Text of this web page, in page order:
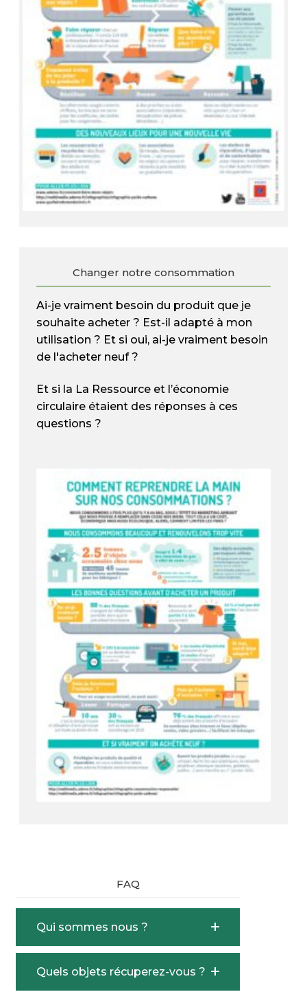
Changer notre consommation
Ai-je vraiment besoin du produit que je
souhaite acheter ? Est-il adapté à mon
utilisation ? Et si oui, ai-je vraiment besoin
de l'acheter neuf ?
Et si la La Ressource et l’économie
circulaire étaient des réponses à ces
questions ?
FAQ
Qui sommes nous ?
Quels objets récuperez-vous ?